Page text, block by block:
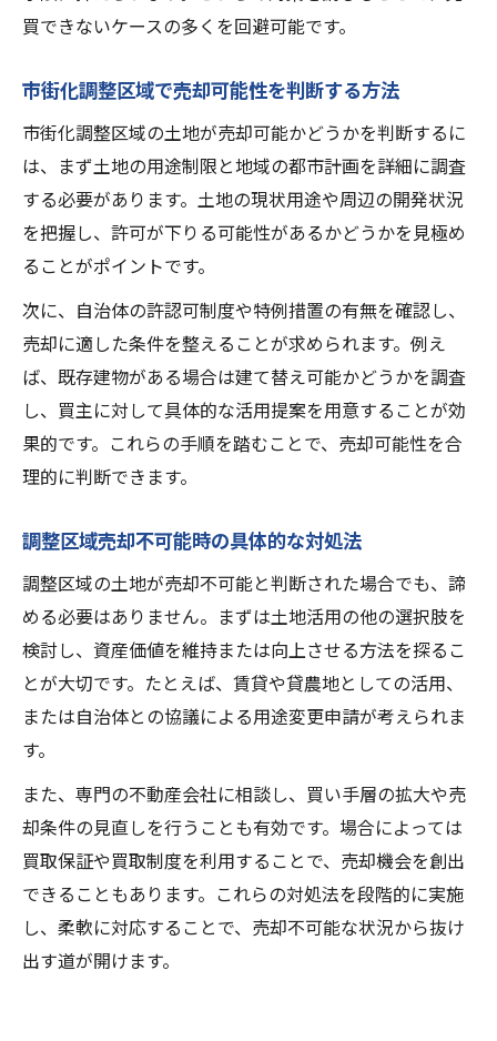
買できないケースの多くを回避可能です。
市街化調整区域で売却可能性を判断する方法
市街化調整区域の土地が売却可能かどうかを判断するに
は、まず土地の用途制限と地域の都市計画を詳細に調査
する必要があります。土地の現状用途や周辺の開発状況
を把握し、許可が下りる可能性があるかどうかを見極め
ることがポイントです。
次に、自治体の許認可制度や特例措置の有無を確認し、
売却に適した条件を整えることが求められます。例え
ば、既存建物がある場合は建て替え可能かどうかを調査
し、買主に対して具体的な活用提案を用意することが効
果的です。これらの手順を踏むことで、売却可能性を合
理的に判断できます。
調整区域売却不可能時の具体的な対処法
調整区域の土地が売却不可能と判断された場合でも、諦
める必要はありません。まずは土地活用の他の選択肢を
検討し、資産価値を維持または向上させる方法を探るこ
とが大切です。たとえば、賃貸や貸農地としての活用、
または自治体との協議による用途変更申請が考えられま
す。
また、専門の不動産会社に相談し、買い手層の拡大や売
却条件の見直しを行うことも有効です。場合によっては
買取保証や買取制度を利用することで、売却機会を創出
できることもあります。これらの対処法を段階的に実施
し、柔軟に対応することで、売却不可能な状況から抜け
出す道が開けます。